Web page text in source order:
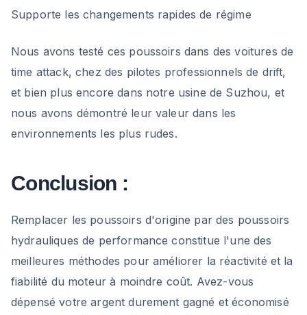
Supporte les changements rapides de régime
Nous avons testé ces poussoirs dans des voitures de
time attack, chez des pilotes professionnels de drift,
et bien plus encore dans notre usine de Suzhou, et
nous avons démontré leur valeur dans les
environnements les plus rudes.
Conclusion :
Remplacer les poussoirs d'origine par des poussoirs
hydrauliques de performance constitue l'une des
meilleures méthodes pour améliorer la réactivité et la
fiabilité du moteur à moindre coût. Avez-vous
dépensé votre argent durement gagné et économisé